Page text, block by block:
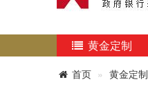
黄金定制
首页 黄金定制